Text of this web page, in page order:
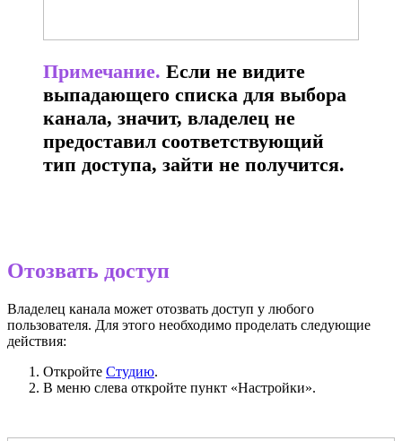
Примечание. Если не видите
выпадающего списка для выбора
канала, значит, владелец не
предоставил соответствующий
тип доступа, зайти не получится.
Отозвать доступ
Владелец канала может отозвать доступ у любого
пользователя. Для этого необходимо проделать следующие
действия:
Откройте Студию.
В меню слева откройте пункт «Настройки».